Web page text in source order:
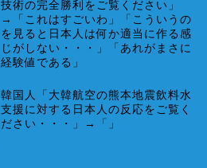
技術の完全勝利をご覧ください」
→「これはすごいわ」「こういうの
を見ると日本人は何か適当に作る感
じがしない・・・」「あれがまさに
経験値である」
韓国人「大韓航空の熊本地震飲料水
支援に対する日本人の反応をご覧く
ださい・・・」→「」